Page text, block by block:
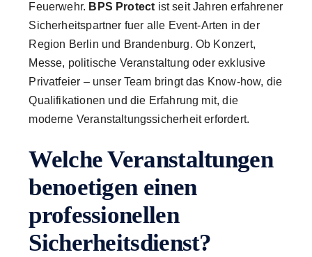
Feuerwehr. BPS Protect ist seit Jahren erfahrener
Sicherheitspartner fuer alle Event-Arten in der
Region Berlin und Brandenburg. Ob Konzert,
Messe, politische Veranstaltung oder exklusive
Privatfeier – unser Team bringt das Know-how, die
Qualifikationen und die Erfahrung mit, die
moderne Veranstaltungssicherheit erfordert.
Welche Veranstaltungen
benoetigen einen
professionellen
Sicherheitsdienst?